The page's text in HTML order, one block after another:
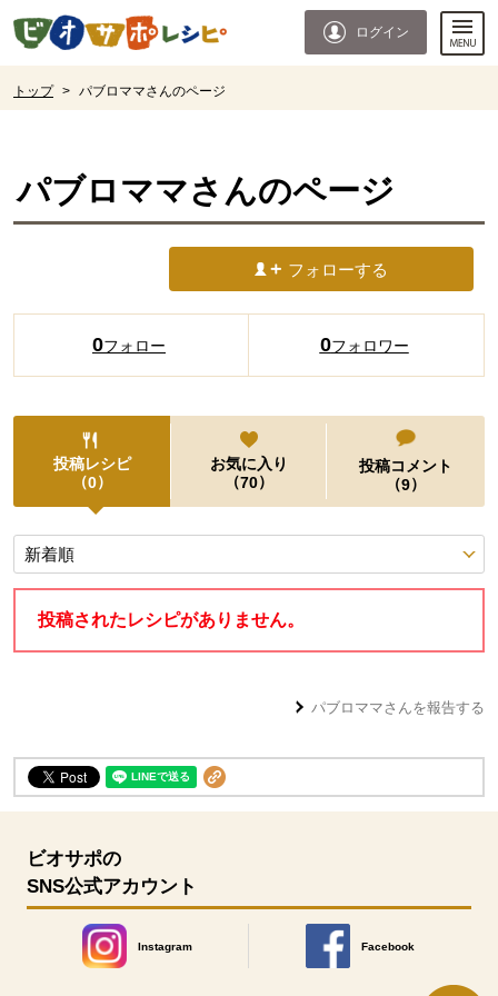
ページの先頭です。
ログイン
トップ > パブロママさんのページ
パブロママさんのページ
フォローする
0フォロー 0フォロワー
投稿レシピ
（0）
お気に入り
（70）
投稿コメント
（9）
投稿レシピ
投稿されたレシピがありません。
パブロママさんを報告する
ビオサポの
SNS公式アカウント
Instagram
別のウィンドウで開きます。
Facebook
別のウィンドウで開きます